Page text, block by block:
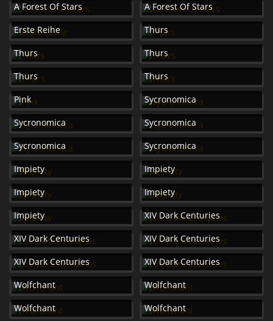
A Forest Of Stars
A Forest Of Stars
Erste Reihe
Thurs
Thurs
Thurs
Thurs
Thurs
Pink
Sycronomica
Sycronomica
Sycronomica
Sycronomica
Sycronomica
Impiety
Impiety
Impiety
Impiety
Impiety
XIV Dark Centuries
XIV Dark Centuries
XIV Dark Centuries
XIV Dark Centuries
XIV Dark Centuries
Wolfchant
Wolfchant
Wolfchant
Wolfchant